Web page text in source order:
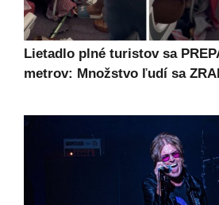
Lietadlo plné turistov sa
metrov: Množstvo ľudí sa